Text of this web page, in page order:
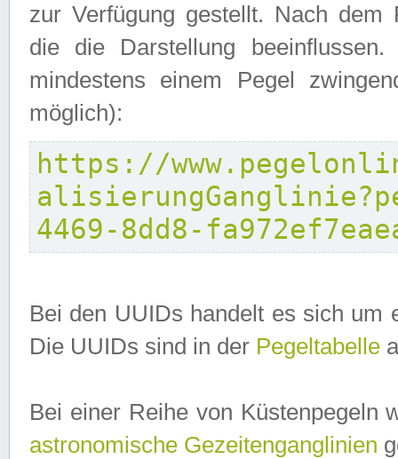
zur Verfügung gestellt. Nach dem
die die Darstellung
mindestens einem Pegel
möglich):
https://
4469-8dd8-
Bei den UUIDs handelt es sich um
Die UUIDs sind in der Pegeltabelle
Bei einer Reihe von Küstenpegeln
astronomische Gezeitenganglinien